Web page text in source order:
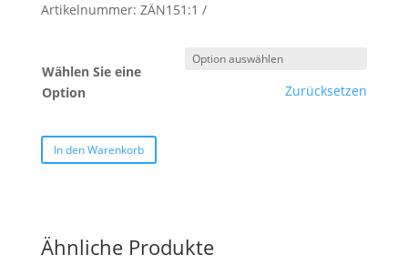
Artikelnummer: ZÄN151:1
Wählen Sie eine
Option
Zurücksetzen
In den Warenkorb
Ähnliche Produkte